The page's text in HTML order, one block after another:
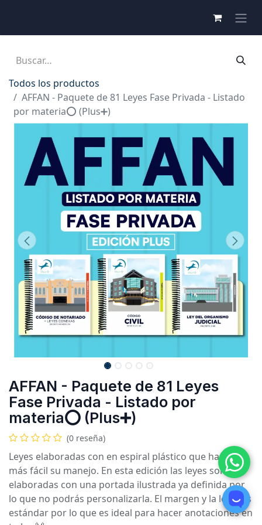
Todos los productos
AFFAN - Paquete de 81 Leyes Fase Privada - Listado
por materia⭕️ (Plus➕)
AFFAN - Paquete de 81 Leyes
Fase Privada - Listado por
materia⭕️ (Plus➕)
(0 reseña)
Leyes elaboradas con en espiral plástico que hacen
más fácil su manejo. En esta edición las leyes son
elaboradas con una portada ilustrada ya definida por
lo que no podrás personalizarla. El margen y la letra es
estándar por lo que es ideal para hacer anotaciones en